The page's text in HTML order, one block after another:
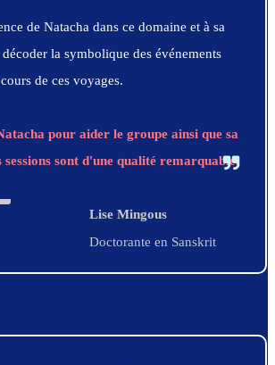
de Natacha dans ce domaine et à sa
la symbolique des événements
de ces voyages.
pour aider le groupe ainsi que sa
sont d'une qualité remarquable.
Lise Mingous
Doctorante en Sanskrit